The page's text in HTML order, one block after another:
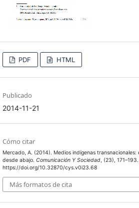
PDF HTML
Publicado
2014-11-21
Cómo citar
Mercado, A. (2014). Medios indígenas
desde abajo. Comunicación Y Sociedad, (23), 171–193.
https://doi.org/10.32870/cys.v0i23.68
Más formatos de cita